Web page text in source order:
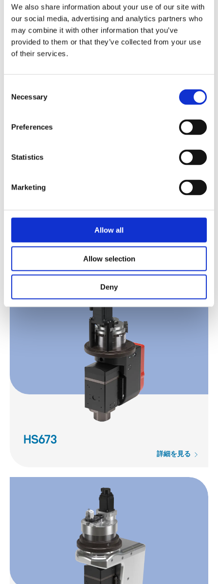
We also share information about your use of our site with
our social media, advertising and analytics partners who
may combine it with other information that you’ve
provided to them or that they’ve collected from your use
of their services.
Selection
Necessary
Preferences
Statistics
Marketing
Allow all
Allow selection
Deny
HS580
HS655
HS673
詳細を見る